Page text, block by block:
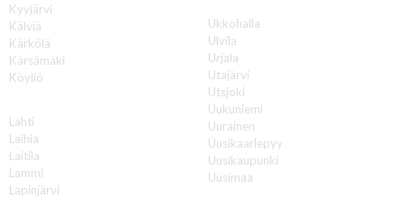
Kyyjärvi
Kälviä
Kärkölä
Kärsämäki
Köyliö
Lahti
Laihia
Laitila
Lammi
Lapinjärvi
Ukkohalla
Ulvila
Urjala
Utajärvi
Utsjoki
Uukuniemi
Uurainen
Uusikaarlepyy
Uusikaupunki
Uusimaa